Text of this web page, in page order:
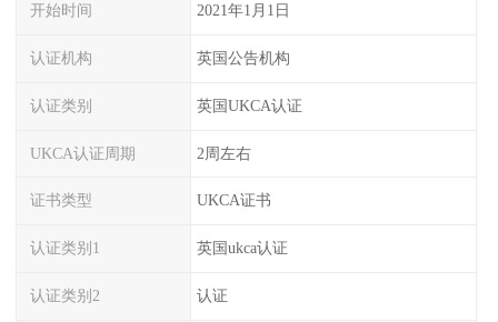
开始时间 2021年1月1日
认证机构 英国公告机构
认证类别 英国UKCA认证
UKCA认证周期 2周左右
证书类型 UKCA证书
认证类别1 英国ukca认证
认证类别2 认证